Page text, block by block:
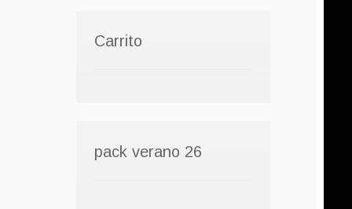
Carrito
pack verano 26